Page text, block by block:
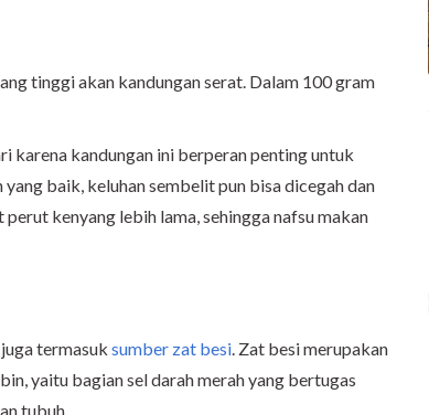
tinggi akan kandungan serat. Dalam 100 gram
karena kandungan ini berperan penting untuk
baik, keluhan sembelit pun bisa dicegah dan
kenyang lebih lama, sehingga nafsu makan
termasuk sumber zat besi. Zat besi merupakan
yaitu bagian sel darah merah yang bertugas
tubuh.